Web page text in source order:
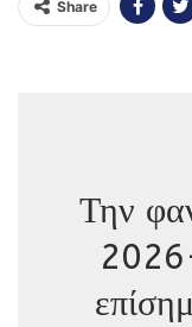
Share
Την